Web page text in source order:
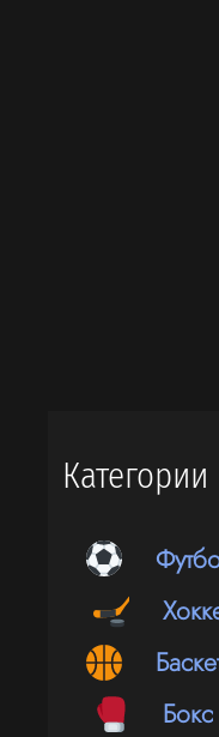
Категории
Бокс